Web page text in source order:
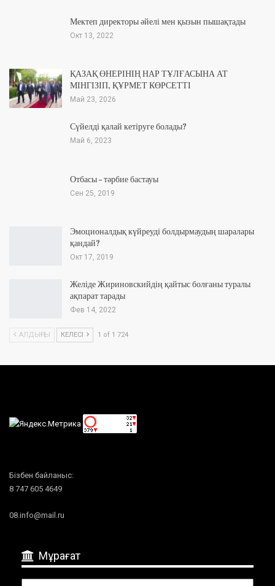
Мектеп директоры әйелі мен қызын пышақтады
Окт 13, 2022
ҚАЗАҚ ӨНЕРІНІҢ НАР ТҰЛҒАСЫНА АТ
МІНГІЗІП, ҚҰРМЕТ КӨРСЕТТІ
Май 23, 2026
Сүйелді қалай кетіруге болады?
Май 6, 2023
Отбасы – тәрбие бастауы
Сен 25, 2019
Эмоционалдық күйреуді болдырмаудың шаралары
қандай?
Окт 17, 2019
Желіде Жириновскийдің қайтыс болғаны туралы
ақпарат тарады
Фев 14, 2022
АЛДЫҢҒЫ КЕЛЕСІ 1 of 1 724
Бізбен байланыс:
8 747 605 4649
08.info@mail.ru
Мұрағат